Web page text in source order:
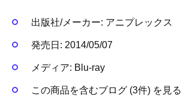
出版社/メーカー: アニプレックス
発売日: 2014/05/07
メディア: Blu-ray
この商品を含むブログ (3件) を見る